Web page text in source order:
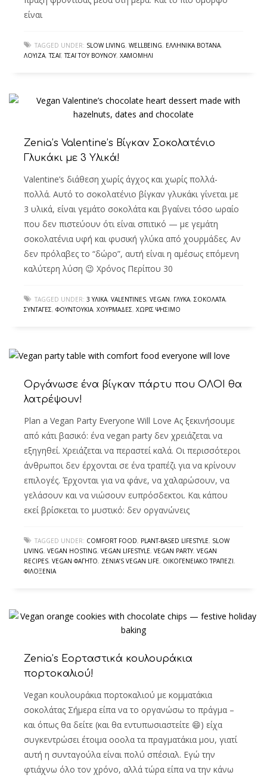
είναι
TAGGED UNDER: SLOW LIVING, WELLBEING, ΕΛΛΗΝΙΚΆ ΒΌΤΑΝΑ,
ΛΟΥΊΖΑ,ΤΣΆΙ,ΤΣΆΙ ΤΟΥ ΒΟΥΝΟΎ, ΧΑΜΟΜΉΛΙ
Zenia’s Valentine’s Βίγκαν Σοκολατένιο
Γλυκάκι με 3 Υλικά!
Valentine’s διάθεση χωρίς άγχος και χωρίς πολλά-
πολλά. Αυτό το σοκολατένιο βίγκαν γλυκάκι γίνεται με
3 υλικά, είναι γεμάτο σοκολάτα και βγαίνει τόσο ωραίο
που δεν πιστεύουν ότι είναι σπιτικό — με γεμάτη
σοκολατένια υφή και φυσική γλύκα από χουρμάδες. Αν
δεν πρόλαβες το “δώρο”, αυτή είναι η αμέσως επόμενη
καλύτερη λύση 😉 Χρόνος Περίπου 30
TAGGED UNDER: 3 ΥΛΙΚΆ, VALENTINES, VEGAN, ΓΛΥΚΆ, ΣΟΚΟΛΆΤΑ,
ΣΥΝΤΑΓΈΣ, ΦΟΥΝΤΟΎΚΙΑ, ΧΟΥΡΜΆΔΕΣ, ΧΩΡΊΣ ΨΉΣΙΜΟ
Οργάνωσε ένα βίγκαν πάρτυ που ΟΛΟΙ θα
λατρέψουν!
Plan a Vegan Party Everyone Will Love Ας ξεκινήσουμε
από κάτι βασικό: ένα vegan party δεν χρειάζεται να
εξηγηθεί. Χρειάζεται να περαστεί καλά. Οι περισσότεροι
άνθρωποι δεν έρχονται σε ένα τραπέζι για να κρίνουν
επιλογές. Έρχονται για να φάνε, να χαλαρώσουν, να
γελάσουν και να νιώσουν ευπρόσδεκτοι. Και κάπου
εκεί βρίσκεται το μυστικό: δεν οργανώνεις
TAGGED UNDER: COMFORT FOOD, PLANT-BASED LIFESTYLE, SLOW
LIVING, VEGAN HOSTING, VEGAN LIFESTYLE, VEGAN PARTY, VEGAN
RECIPES, VEGAN ΦΑΓΗΤΌ, ZENIA’S VEGAN LIFE, ΟΙΚΟΓΕΝΕΙΑΚΌ ΤΡΑΠΈΖΙ,
ΦΙΛΟΞΕΝΊΑ
Zenia’s Εορταστικά κουλουράκια
πορτοκαλιού!
Vegan κουλουράκια πορτοκαλιού με κομματάκια
σοκολάτας Σήμερα είπα να το οργανώσω το πράγμα –
και όπως θα δείτε (και θα εντυπωσιαστείτε 😄) είχα
συγκεντρώσει έτοιμα οοολα τα πραγματάκια μου, γιατί
αυτή η συνταγούλα είναι πολύ σπέσιαλ. Εγώ την
φτιάχνω όλο τον χρόνο, αλλά τώρα είπα να την κάνω